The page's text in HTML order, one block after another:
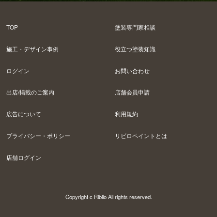
TOP 塗装専門家相談
施工・デザイン事例 役立つ塗装知識
ログイン お問い合わせ
出店/掲載のご案内 店舗会員申請
広告について 利用規約
プライバシー・ポリシー リビロペイントとは
店舗ログイン
Copyright c Ribilo All rights reserved.